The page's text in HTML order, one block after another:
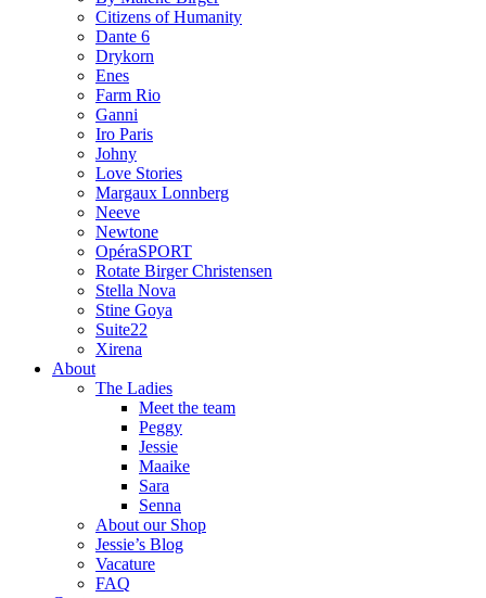
Citizens of Humanity
Dante 6
Drykorn
Enes
Farm Rio
Ganni
Iro Paris
Johny
Love Stories
Margaux Lonnberg
Neeve
Newtone
OpéraSPORT
Rotate Birger Christensen
Stella Nova
Stine Goya
Suite22
Xirena
About
The Ladies
Meet the team
Peggy
Jessie
Maaike
Sara
Senna
About our Shop
Jessie’s Blog
Vacature
FAQ